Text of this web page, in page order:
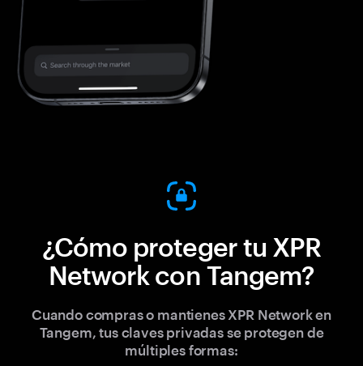
¿Cómo proteger tu XPR
Network con Tangem?
Cuando compras o mantienes XPR Network en
Tangem, tus claves privadas se protegen de
múltiples formas: